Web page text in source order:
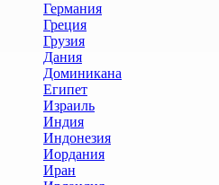
Германия
Греция
Грузия
Дания
Доминикана
Египет
Израиль
Индия
Индонезия
Иордания
Иран